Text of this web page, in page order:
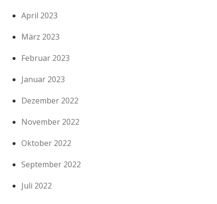
April 2023
März 2023
Februar 2023
Januar 2023
Dezember 2022
November 2022
Oktober 2022
September 2022
Juli 2022